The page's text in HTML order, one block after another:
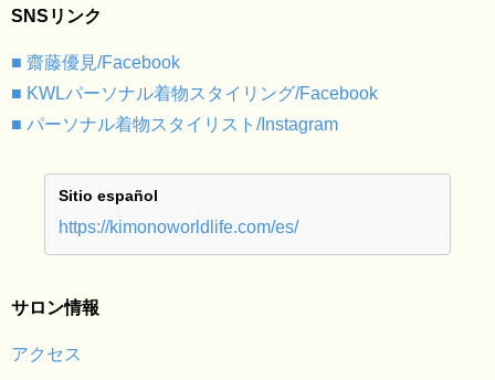
SNSリンク
■ 齋藤優見/Facebook
■ KWLパーソナル着物スタイリング/Facebook
■ パーソナル着物スタイリスト/Instagram
Sitio español
https://kimonoworldlife.com/es/
サロン情報
アクセス